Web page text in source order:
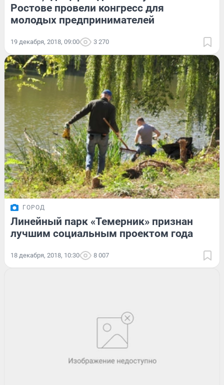
Ростове провели конгресс для
молодых предпринимателей
19 декабря, 2018, 09:00 3 270
ГОРОД
Линейный парк «Темерник» признан
лучшим социальным проектом года
18 декабря, 2018, 10:30 8 007